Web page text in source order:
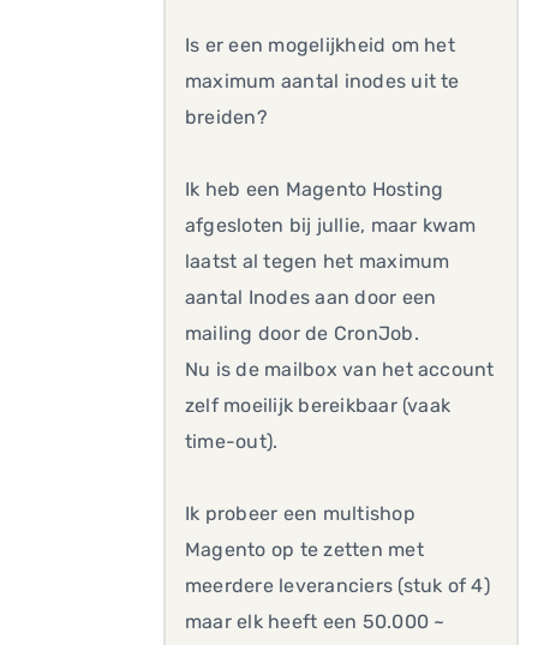
Is er een mogelijkheid om het
maximum aantal inodes uit te
breiden?
Ik heb een Magento Hosting
afgesloten bij jullie, maar kwam
laatst al tegen het maximum
aantal Inodes aan door een
mailing door de CronJob.
Nu is de mailbox van het account
zelf moeilijk bereikbaar (vaak
time-out).
Ik probeer een multishop
Magento op te zetten met
meerdere leveranciers (stuk of 4)
maar elk heeft een 50.000 ~